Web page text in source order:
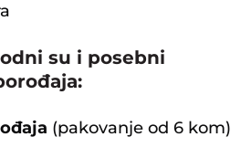
su i posebni
(pakovanje od 6 kom)